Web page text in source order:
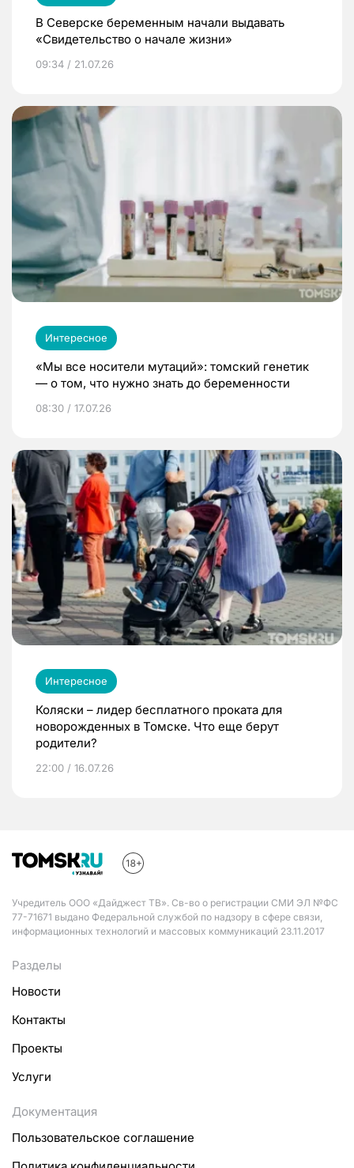
В Северске беременным начали выдавать
«Свидетельство о начале жизни»
09:34 / 21.07.26
Интересное
«Мы все носители мутаций»: томский генетик
— о том, что нужно знать до беременности
08:30 / 17.07.26
Интересное
Коляски – лидер бесплатного проката для
новорожденных в Томске. Что еще берут
родители?
22:00 / 16.07.26
Учредитель ООО «Дайджест ТВ». Св-во о регистрации СМИ ЭЛ №ФС
77-71671 выдано Федеральной службой по надзору в сфере связи,
информационных технологий и массовых коммуникаций 23.11.2017
Разделы
Новости
Контакты
Проекты
Услуги
Документация
Пользовательское соглашение